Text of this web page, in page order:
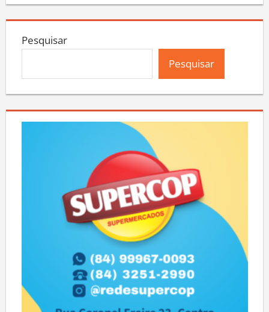
Pesquisar
Pesquisar